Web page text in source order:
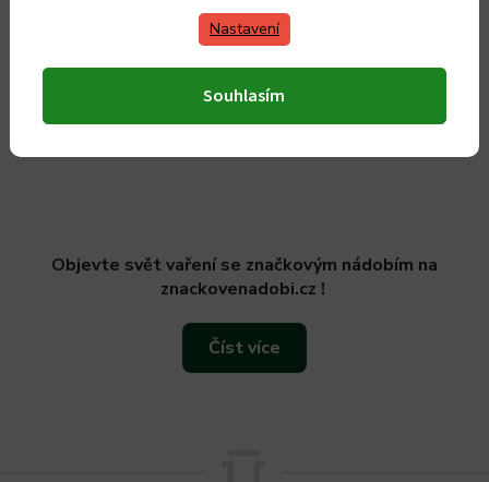
Nastavení
Souhlasím
Objevte svět vaření se značkovým nádobím na
znackovenadobi.cz !
Číst více